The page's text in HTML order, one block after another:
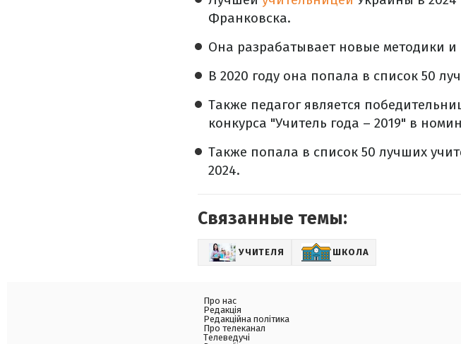
Франковска.
Она разрабатывает новые методики
В 2020 году она попала в список 50
Также педагог является
конкурса "Учитель года – 2019" в
Также попала в список 50 лучших
2024.
Связанные темы:
УЧИТЕЛЯ ШКОЛА
Про нас
Редакція
Редакційна політика
Про телеканал
Телеведучі